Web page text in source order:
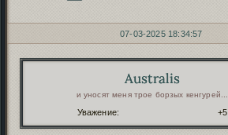
07-03-2025 18:34:57
Australis
и уносят меня трое борзых кенгурей...
Уважение: +5